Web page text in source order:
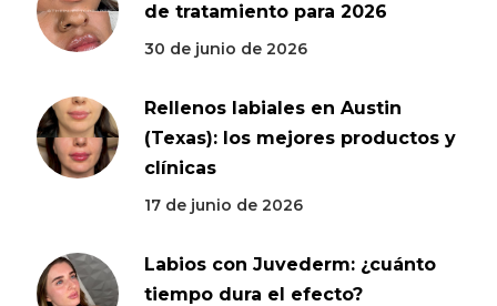
de tratamiento para 2026
30 de junio de 2026
Rellenos labiales en Austin
(Texas): los mejores productos y
clínicas
17 de junio de 2026
Labios con Juvederm: ¿cuánto
tiempo dura el efecto?